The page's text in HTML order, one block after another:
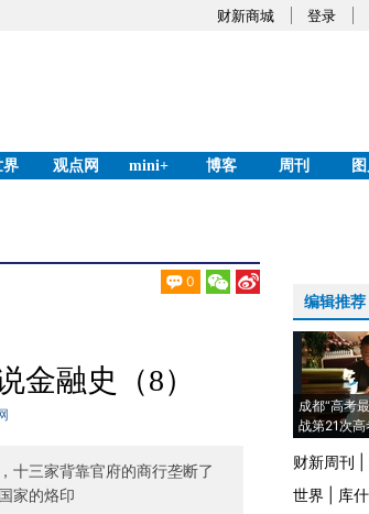
财新商城 登录
界 观点网 mini+ 博客 周刊
0
融史（8）
十三家背靠官府的商行垄断了
家的烙印
编辑推荐
成都“高考
战第21次高
财新周刊
世界
库